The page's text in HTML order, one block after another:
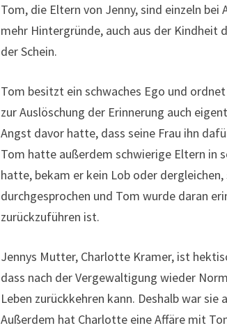
Tom, die Eltern von Jenny, sind einzeln
mehr Hintergründe, auch aus der Kindheit
der Schein.
Tom besitzt ein schwaches Ego und
zur Auslöschung der Erinnerung auch
Angst davor hatte, dass seine Frau ihn
Tom hatte außerdem schwierige Eltern in
hatte, bekam er kein Lob oder
durchgesprochen und Tom wurde daran
zurückzuführen ist.
Jennys Mutter, Charlotte Kramer, ist
dass nach der Vergewaltigung wieder
Leben zurückkehren kann. Deshalb war
Außerdem hat Charlotte eine Affäre mit